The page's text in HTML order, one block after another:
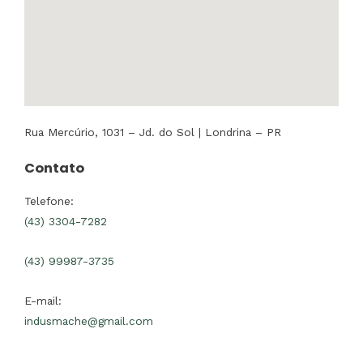
Rua Mercúrio, 1031 – Jd. do Sol | Londrina – PR
Contato
Telefone:
(43) 3304-7282
(43) 99987-3735
E-mail:
indusmache@gmail.com